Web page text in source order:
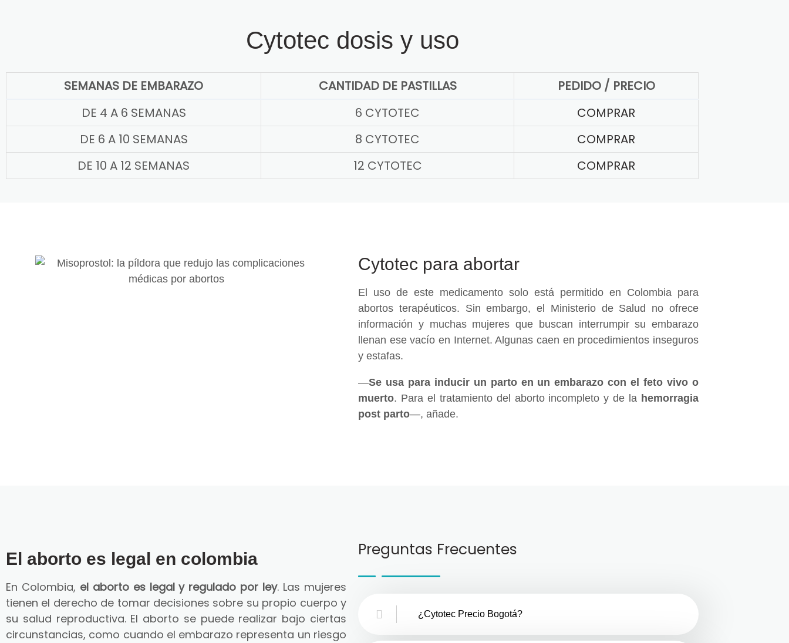
Cytotec dosis y uso
SEMANAS DE EMBARAZO CANTIDAD DE PASTILLAS
PEDIDO / PRECIO
DE 4 A 6 SEMANAS
6 CYTOTEC
COMPRAR
DE 6 A 10 SEMANAS
8 CYTOTEC
COMPRAR
DE 10 A 12 SEMANAS
12 CYTOTEC COMPRAR
Cytotec para abortar
El uso de este medicamento solo está permitido en Colombia para
abortos terapéuticos. Sin embargo, el Ministerio de Salud no ofrece
información y muchas mujeres que buscan interrumpir su embarazo
llenan ese vacío en Internet. Algunas caen en procedimientos inseguros
y estafas.
—Se usa para inducir un parto en un embarazo con el feto vivo o
muerto. Para el tratamiento del aborto incompleto y de la hemorragia
post parto—, añade.
El aborto es legal en colombia
En Colombia, el aborto es legal y regulado por ley. Las mujeres
tienen el derecho de tomar decisiones sobre su propio cuerpo y
su salud reproductiva. El aborto se puede realizar bajo ciertas
circunstancias, como cuando el embarazo representa un riesgo
Preguntas Frecuentes
¿Cytotec Precio Bogotá?